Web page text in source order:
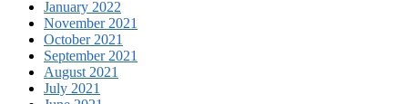
January 2022
November 2021
October 2021
September 2021
August 2021
July 2021